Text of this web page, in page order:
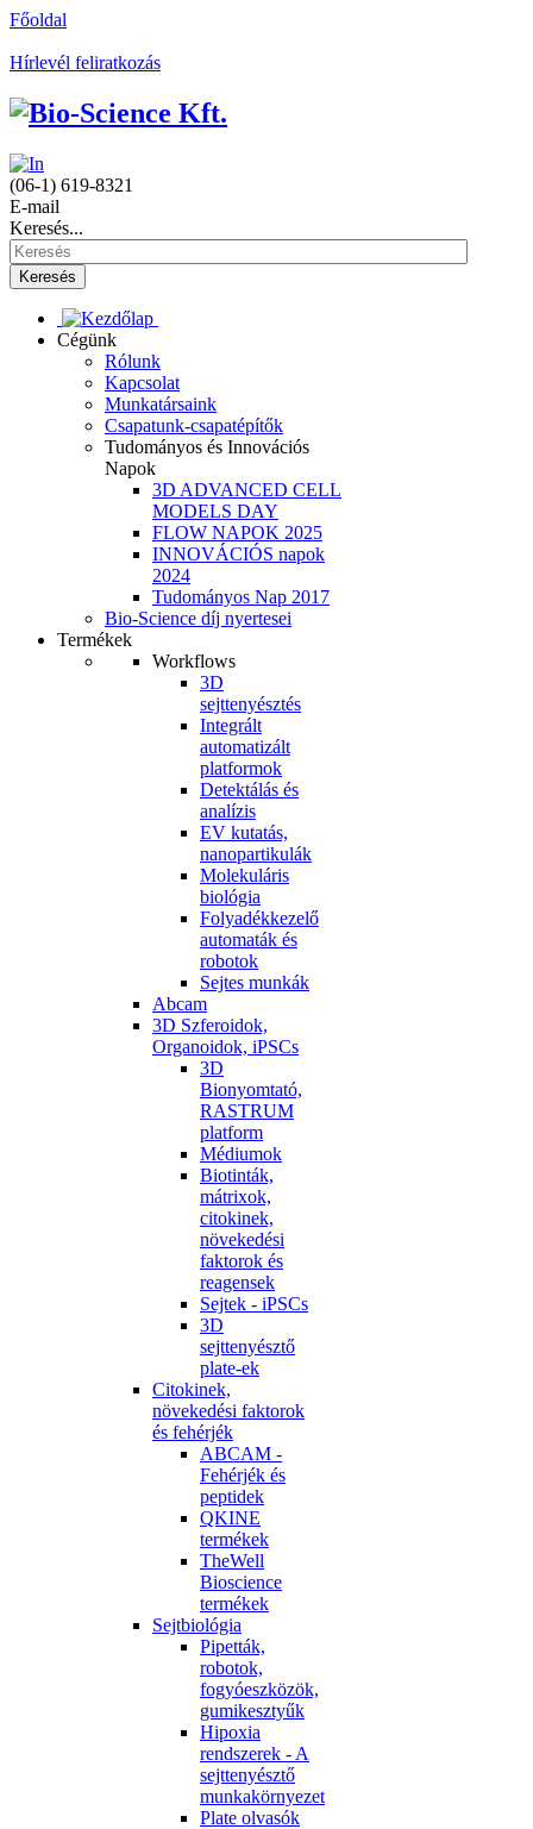
Főoldal
Hírlevél feliratkozás
(06-1) 619-8321
E-mail
Keresés...
Keresés
Cégünk
Rólunk
Kapcsolat
Munkatársaink
Csapatunk-csapatépítők
Tudományos és Innovációs
Napok
3D ADVANCED CELL
MODELS DAY
FLOW NAPOK 2025
INNOVÁCIÓS napok
2024
Tudományos Nap 2017
Bio-Science díj nyertesei
Termékek
Workflows
3D
sejttenyésztés
Integrált
automatizált
platformok
Detektálás és
analízis
EV kutatás,
nanopartikulák
Molekuláris
biológia
Folyadékkezelő
automaták és
robotok
Sejtes munkák
Abcam
3D Szferoidok,
Organoidok, iPSCs
3D
Bionyomtató,
RASTRUM
platform
Médiumok
Biotinták,
mátrixok,
citokinek,
növekedési
faktorok és
reagensek
Sejtek - iPSCs
3D
sejttenyésztő
plate-ek
Citokinek,
növekedési faktorok
és fehérjék
ABCAM -
Fehérjék és
peptidek
QKINE
termékek
TheWell
Bioscience
termékek
Sejtbiológia
Pipetták,
robotok,
fogyóeszközök,
gumikesztyűk
Hipoxia
rendszerek - A
sejttenyésztő
munkakörnyezet
Plate olvasók